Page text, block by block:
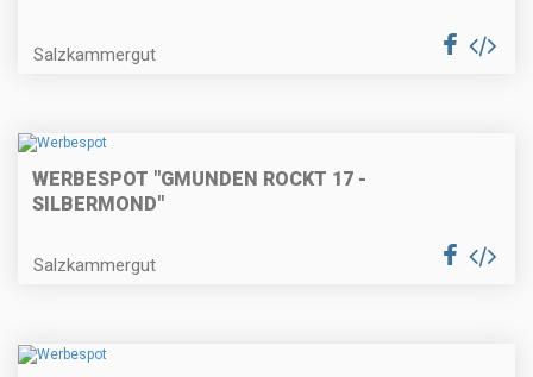
Salzkammergut
WERBESPOT "GMUNDEN ROCKT 17 -
SILBERMOND"
Salzkammergut